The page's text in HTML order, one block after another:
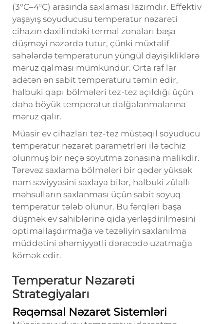
(3°C–4°C) arasında saxlaması lazımdır. Effektiv
yaşayış soyuducusu temperatur nəzarəti
cihazın daxilindəki termal zonaları başa
düşməyi nəzərdə tutur, çünki müxtəlif
sahələrdə temperaturun yüngül dəyişikliklərə
məruz qalması mümkündür. Orta raf lar
adətən ən sabit temperaturu təmin edir,
halbuki qapı bölmələri tez-tez açıldığı üçün
daha böyük temperatur dalğalanmalarına
məruz qalır.
Müasir ev cihazları tez-tez müstəqil soyuducu
temperatur nəzarət parametrləri ilə təchiz
olunmuş bir neçə soyutma zonasına malikdir.
Tərəvəz saxlama bölmələri bir qədər yüksək
nəm səviyyəsini saxlaya bilər, halbuki zülallı
məhsulların saxlanması üçün sabit soyuq
temperatur tələb olunur. Bu fərqləri başa
düşmək ev sahiblərinə qida yerləşdirilməsini
optimallaşdırmağa və təzəliyin saxlanılma
müddətini əhəmiyyətli dərəcədə uzatmağa
kömək edir.
Temperatur Nəzarəti
Strategiyaları
Rəqəmsal Nəzarət Sistemləri